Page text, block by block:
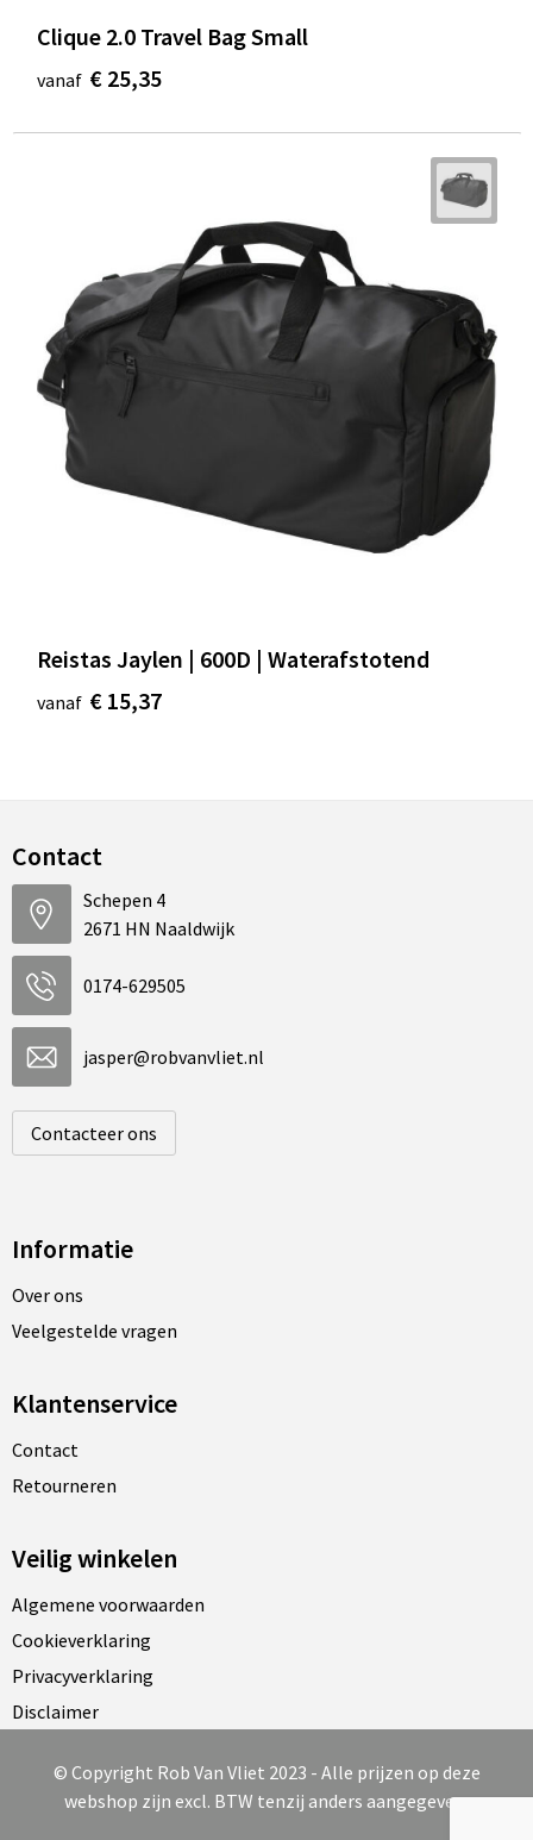
Clique 2.0 Travel Bag Small
vanaf € 25,35
Reistas Jaylen | 600D | Waterafstotend
vanaf € 15,37
Contact
Schepen 4
2671 HN Naaldwijk
0174-629505
jasper@robvanvliet.nl
Contacteer ons
Informatie
Over ons
Veelgestelde vragen
Klantenservice
Contact
Retourneren
Veilig winkelen
Algemene voorwaarden
Cookieverklaring
Privacyverklaring
Disclaimer
© Copyright Rob Van Vliet 2023 - Alle prijzen op deze
webshop zijn excl. BTW tenzij anders aangegeven.